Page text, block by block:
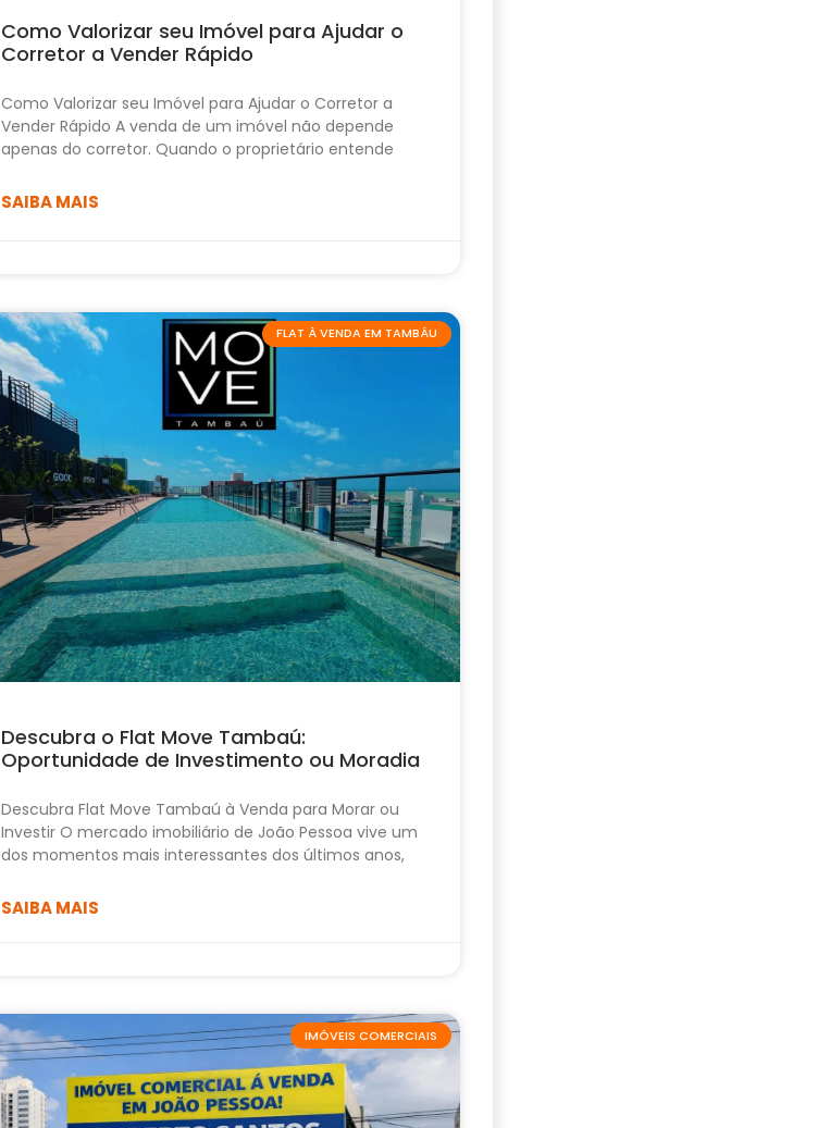
Como Valorizar seu Imóvel para Ajudar o
Corretor a Vender Rápido
Como Valorizar seu Imóvel para Ajudar o Corretor a
Vender Rápido A venda de um imóvel não depende
apenas do corretor. Quando o proprietário entende
SAIBA MAIS
FLAT À VENDA EM TAMBÁU
Descubra o Flat Move Tambaú:
Oportunidade de Investimento ou Moradia
Descubra Flat Move Tambaú à Venda para Morar ou
Investir O mercado imobiliário de João Pessoa vive um
dos momentos mais interessantes dos últimos anos,
SAIBA MAIS
IMÓVEIS COMERCIAIS